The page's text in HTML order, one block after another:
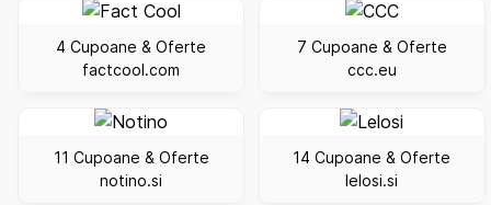
4 Cupoane & Oferte
factcool.com
7 Cupoane & Oferte
ccc.eu
11 Cupoane & Oferte
notino.si
14 Cupoane & Oferte
lelosi.si